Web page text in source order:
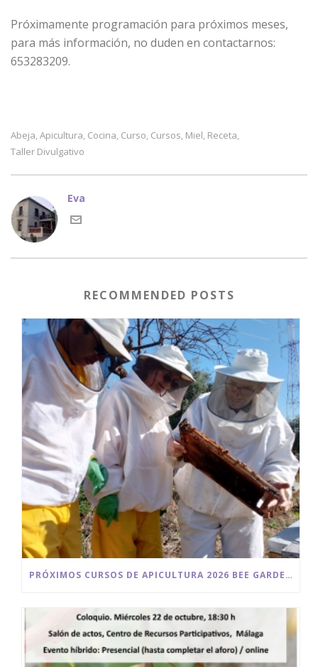
Próximamente programación para próximos meses,
para más información, no duden en contactarnos:
653283209.
Abeja, Apicultura, Cocina, Curso, Cursos, Miel, Receta,
Taller Divulgativo
Eva
RECOMMENDED POSTS
PRÓXIMOS CURSOS DE APICULTURA 2026 BEE GARDEN MALAGA.